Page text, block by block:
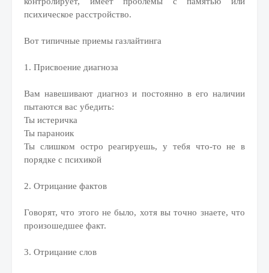
психическое расстройство.
Вот типичные приемы газлайтинга
1. Присвоение диагноза
Вам навешивают диагноз и постоянно в его наличии
пытаются вас убедить:
Ты истеричка
Ты параноик
Ты слишком остро реагируешь, у тебя что-то не в
порядке с психикой
2. Отрицание фактов
Говорят, что этого не было, хотя вы точно знаете, что
произошедшее факт.
3. Отрицание слов